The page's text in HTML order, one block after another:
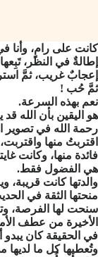
كانت على رامٍ، وأنا
إطالةٌ في النظر،
إعجابٌ غريب، ثمَّ
ثمَّ حُب !
نعم بهذه السرعة.
هو اليقين بأن الله
رحمة الله في تصوير
اقتربتُ منها
فائدة منها، وكانت
هي الفضول فقط.
والدتها كانت قريبة،
منحتها الثقة في
سنحت لها الفرصة،
الأخيرة من عطف
في الحقيقة كان يبدو
وتُعطيها كل ما